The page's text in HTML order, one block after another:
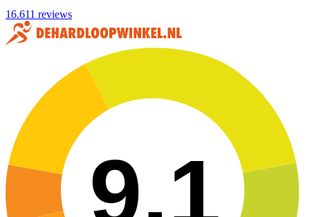
16.611 reviews
9,1